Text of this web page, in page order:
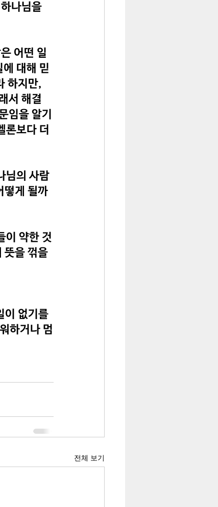
나님을
어떤 일
대해 믿
하지만,
서 해결
임을 알기
론보다 더
님의 사람
떻게 될까
이 약한 것
뜻을 꺾을
이 없기를
하거나 멈
전체 보기